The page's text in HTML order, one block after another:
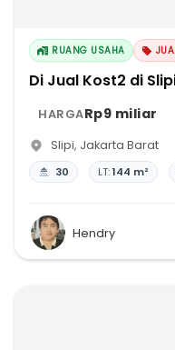
RUANG USAHA
Di Jual Kost2 di
HARGARp9 miliar
Slipi, Jakarta Barat
30 LT:144 m²
Hendry